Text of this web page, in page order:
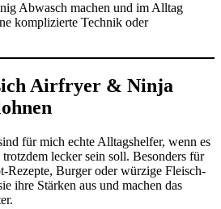
Abwasch machen und im Alltag
komplizierte Technik oder
Airfryer & Ninja
für mich echte Alltagshelfer, wenn es
lecker sein soll. Besonders für
Rezepte, Burger oder würzige Fleisch-
ihre Stärken aus und machen das